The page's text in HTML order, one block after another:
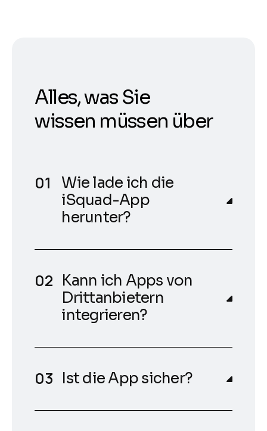
Alles, was Sie
wissen müssen über
Wie lade ich die
iSquad-App
herunter?
Kann ich Apps von
Drittanbietern
integrieren?
Ist die App sicher?